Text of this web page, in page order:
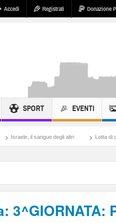
Accedi Registrati Donazione
SPORT EVENTI
altri Lotta di classe… tra preti e
3^GIORNATA: